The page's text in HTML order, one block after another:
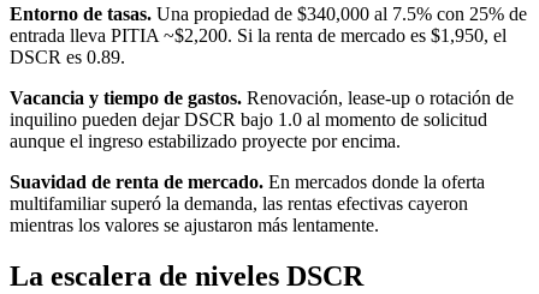
Entorno de tasas. Una propiedad de $340,000 al 7.5% con 25% de
entrada lleva PITIA ~$2,200. Si la renta de mercado es $1,950, el
DSCR es 0.89.
Vacancia y tiempo de gastos. Renovación, lease-up o rotación de
inquilino pueden dejar DSCR bajo 1.0 al momento de solicitud
aunque el ingreso estabilizado proyecte por encima.
Suavidad de renta de mercado. En mercados donde la oferta
multifamiliar superó la demanda, las rentas efectivas cayeron
mientras los valores se ajustaron más lentamente.
La escalera de niveles DSCR